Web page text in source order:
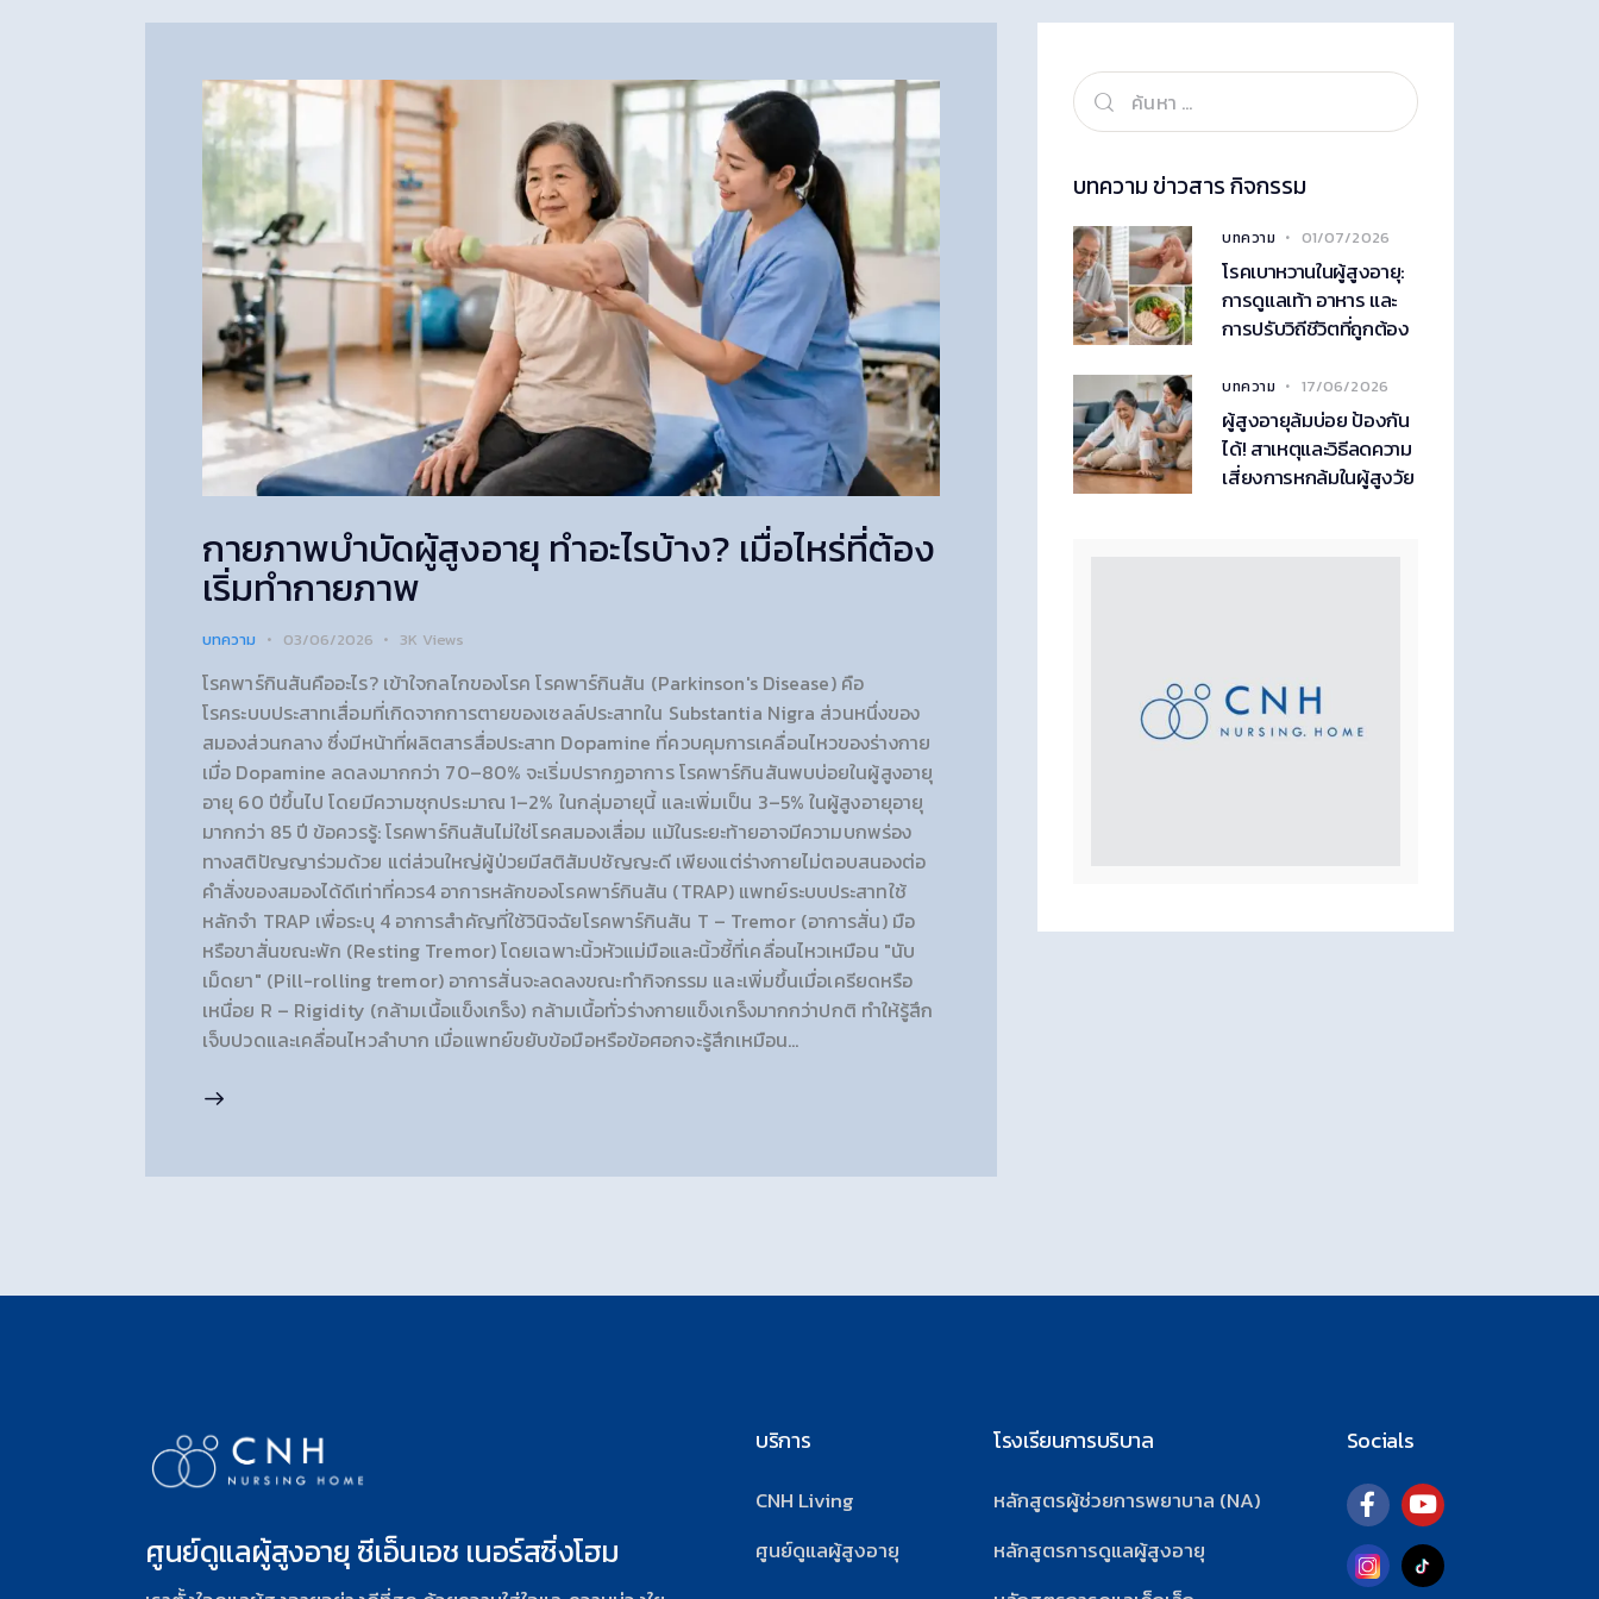
กายภาพบำบัดผู้สูงอายุ ทำอะไรบ้าง? เมื่อไหร่ที่ต้อง
เริ่มทำกายภาพ
บทความ 03/06/2026 3K Views
โรคพาร์กินสันคืออะไร? เข้าใจกลไกของโรค โรคพาร์กินสัน (Parkinson's Disease) คือ
โรคระบบประสาทเสื่อมที่เกิดจากการตายของเซลล์ประสาทใน Substantia Nigra ส่วนหนึ่งของ
สมองส่วนกลาง ซึ่งมีหน้าที่ผลิตสารสื่อประสาท Dopamine ที่ควบคุมการเคลื่อนไหวของร่างกาย
เมื่อ Dopamine ลดลงมากกว่า 70–80% จะเริ่มปรากฏอาการ โรคพาร์กินสันพบบ่อยในผู้สูงอายุ
อายุ 60 ปีขึ้นไป โดยมีความชุกประมาณ 1–2% ในกลุ่มอายุนี้ และเพิ่มเป็น 3–5% ในผู้สูงอายุอายุ
มากกว่า 85 ปี ข้อควรรู้: โรคพาร์กินสันไม่ใช่โรคสมองเสื่อม แม้ในระยะท้ายอาจมีความบกพร่อง
ทางสติปัญญาร่วมด้วย แต่ส่วนใหญ่ผู้ป่วยมีสติสัมปชัญญะดี เพียงแต่ร่างกายไม่ตอบสนองต่อ
คำสั่งของสมองได้ดีเท่าที่ควร4 อาการหลักของโรคพาร์กินสัน (TRAP) แพทย์ระบบประสาทใช้
หลักจำ TRAP เพื่อระบุ 4 อาการสำคัญที่ใช้วินิจฉัยโรคพาร์กินสัน T – Tremor (อาการสั่น) มือ
หรือขาสั่นขณะพัก (Resting Tremor) โดยเฉพาะนิ้วหัวแม่มือและนิ้วชี้ที่เคลื่อนไหวเหมือน "นับ
เม็ดยา" (Pill-rolling tremor) อาการสั่นจะลดลงขณะทำกิจกรรม และเพิ่มขึ้นเมื่อเครียดหรือ
เหนื่อย R – Rigidity (กล้ามเนื้อแข็งเกร็ง) กล้ามเนื้อทั่วร่างกายแข็งเกร็งมากกว่าปกติ ทำให้รู้สึก
เจ็บปวดและเคลื่อนไหวลำบาก เมื่อแพทย์ขยับข้อมือหรือข้อศอกจะรู้สึกเหมือน…
บทความ ข่าวสาร กิจกรรม
บทความ 01/07/2026
โรคเบาหวานในผู้สูงอายุ:
การดูแลเท้า อาหาร และ
การปรับวิถีชีวิตที่ถูกต้อง
บทความ 17/06/2026
ผู้สูงอายุล้มบ่อย ป้องกัน
ได้! สาเหตุและวิธีลดความ
เสี่ยงการหกล้มในผู้สูงวัย
ศูนย์ดูแลผู้สูงอายุ ซีเอ็นเอช เนอร์สซิ่งโฮม
บริการ
CNH Living
ศูนย์ดูแลผู้สูงอายุ
โรงเรียนการบริบาล
หลักสูตรผู้ช่วยการพยาบาล (NA)
หลักสูตรการดูแลผู้สูงอายุ
Socials